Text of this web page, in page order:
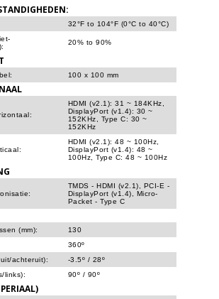
32°F to 104°F (0°C to 40°C)
20% to 90%
100 x 100 mm
HDMI (v2.1): 31 ~ 184KHz,
DisplayPort (v1.4): 30 ~
152KHz, Type C: 30 ~
152KHz
HDMI (v2.1): 48 ~ 100Hz,
DisplayPort (v1.4): 48 ~
100Hz, Type C: 48 ~ 100Hz
TMDS - HDMI (v2.1), PCI-E -
DisplayPort (v1.4), Micro-
Packet - Type C
(mm):
130
360º
achteruit):
-3.5º / 28º
links):
90º / 90º